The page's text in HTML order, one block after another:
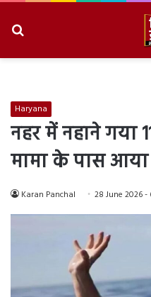
Haryana
नहर में नहाने गया
मामा के पास आया
Karan Panchal 28 June 2026 -